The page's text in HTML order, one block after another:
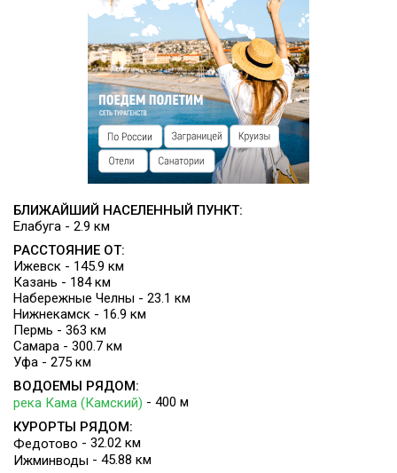
турецкая сауны, бассейн, веранда, беседка, мангал,
спортивная площадка, теннисный корт, пункт проката
велосипедов и спортинвентаря, настольный теннис,
бильярд, караоке, детская площадка, банкетный зал.
БЛИЖАЙШИЙ НАСЕЛЕННЫЙ ПУНКТ:
Елабуга - 2.9 км
РАССТОЯНИЕ ОТ:
Ижевск - 145.9 км
Казань - 184 км
Набережные Челны - 23.1 км
Нижнекамск - 16.9 км
Пермь - 363 км
Самара - 300.7 км
Уфа - 275 км
ВОДОЕМЫ РЯДОМ:
река Кама (Камский) - 400 м
КУРОРТЫ РЯДОМ:
Федотово - 32.02 км
Ижминводы - 45.88 км